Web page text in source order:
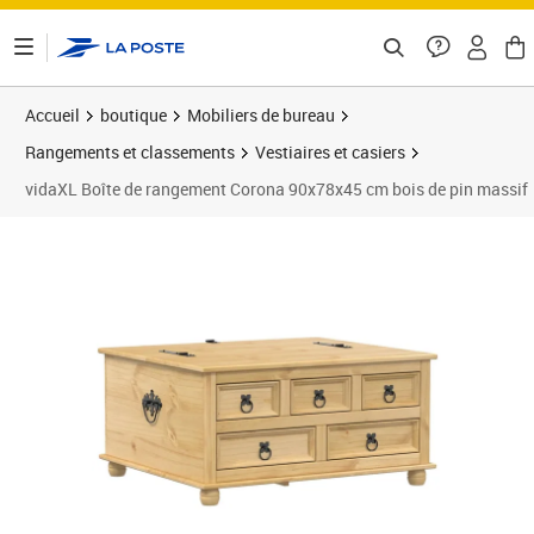
Accueil boutique
Mobiliers de bureau
Rangements et classements
Vestiaires et casiers
vidaXL Boîte de rangement Corona 90x78x45 cm bois de pin massif